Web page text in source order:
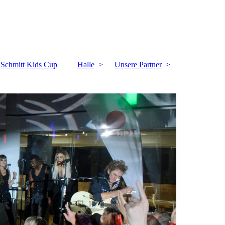
Kids Cup Halle Unsere Partner